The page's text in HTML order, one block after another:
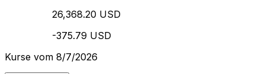
26,368.20 USD
-375.79 USD
Kurse vom 8/7/2026